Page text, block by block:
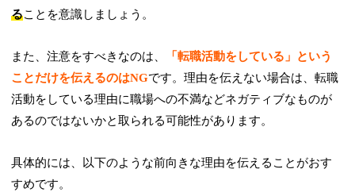
ることを意識しましょう。
また、注意をすべきなのは、
「転職活動をしている」という
ことだけを伝えるのはNGです。理由を伝えない場合は、転職
活動をしている理由に職場への不満などネガティブなものが
あるのではないかと取られる可能性があります。
具体的には、以下のような前向きな理由を伝えることがおす
すめです。